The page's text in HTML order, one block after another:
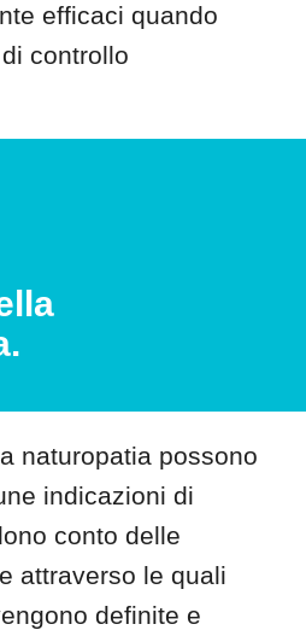
efficaci quando
controllo
naturopatia possono
indicazioni di
conto delle
attraverso le quali
definite e